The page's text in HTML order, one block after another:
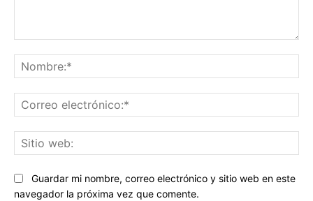
Guardar mi nombre, correo electrónico y sitio web en este
navegador la próxima vez que comente.